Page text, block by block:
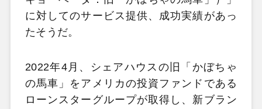
に対してのサービス提供、成功実績があっ
たそうだ。
2022年4月、シェアハウスの旧「かぼちゃ
の馬車」をアメリカの投資ファンドである
ローンスターグループが取得し、新ブラン